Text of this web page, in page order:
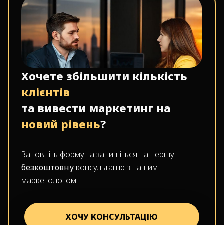
Хочете збільшити кількість
клієнтів
та вивести маркетинг на
новий рівень?
Заповніть форму та запишіться на першу
безкоштовну консультацію з нашим
маркетологом.
ХОЧУ КОНСУЛЬТАЦІЮ